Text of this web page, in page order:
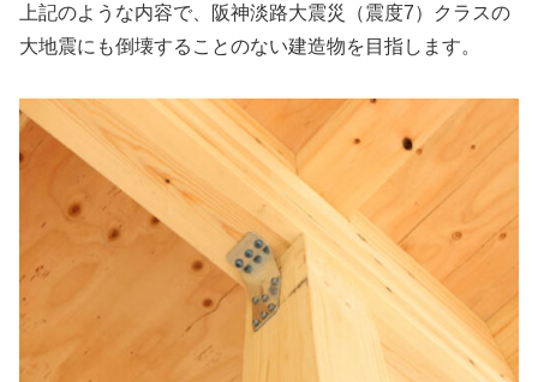
上記のような内容で、阪神淡路大震災（震度7）クラスの
大地震にも倒壊することのない建造物を目指します。